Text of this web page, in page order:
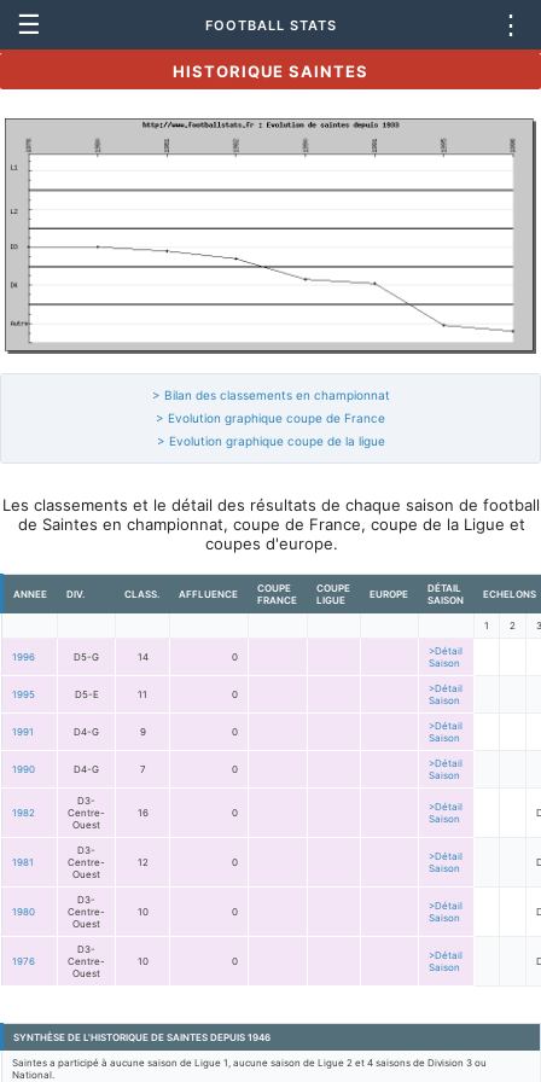
☰ FOOTBALL STATS ⋮
HISTORIQUE SAINTES
> Bilan des classements en championnat
> Evolution graphique coupe de France
> Evolution graphique coupe de la ligue
Les classements et le détail des résultats de chaque saison de football
de Saintes en championnat, coupe de France, coupe de la Ligue et
coupes d'europe.
ANNEE DIV. CLASS. AFFLUENCE
COUPE
FRANCE
COUPE
LIGUE
EUROPE
DÉTAIL
SAISON
ECHELONS
1 2 3
1996 D5-G 14 0
>Détail
Saison
1995 D5-E 11 0
>Détail
Saison
1991 D4-G 9 0
>Détail
Saison
1990 D4-G 7 0
>Détail
Saison
1982
D3-
Centre-
Ouest
16 0
>Détail
Saison
1981
D3-
Centre-
Ouest
12 0
>Détail
Saison
1980
D3-
Centre-
Ouest
10 0
>Détail
Saison
1976
D3-
Centre-
Ouest
10 0
>Détail
Saison
SYNTHÈSE DE L'HISTORIQUE DE SAINTES DEPUIS 1946
Saintes a participé à aucune saison de Ligue 1, aucune saison de Ligue 2 et 4 saisons de Division 3 ou
National.